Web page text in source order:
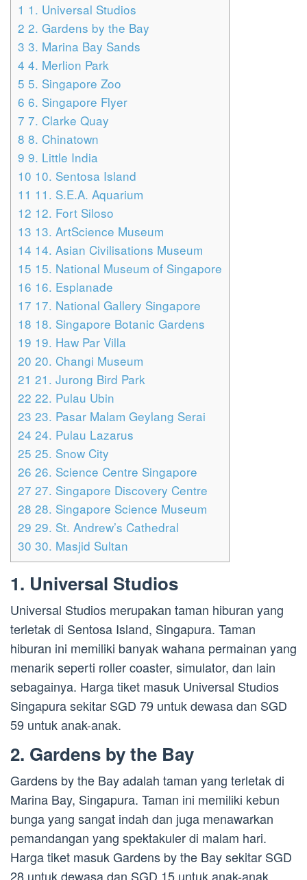
1 1. Universal Studios
2 2. Gardens by the Bay
3 3. Marina Bay Sands
4 4. Merlion Park
5 5. Singapore Zoo
6 6. Singapore Flyer
7 7. Clarke Quay
8 8. Chinatown
9 9. Little India
10 10. Sentosa Island
11 11. S.E.A. Aquarium
12 12. Fort Siloso
13 13. ArtScience Museum
14 14. Asian Civilisations Museum
15 15. National Museum of Singapore
16 16. Esplanade
17 17. National Gallery Singapore
18 18. Singapore Botanic Gardens
19 19. Haw Par Villa
20 20. Changi Museum
21 21. Jurong Bird Park
22 22. Pulau Ubin
23 23. Pasar Malam Geylang Serai
24 24. Pulau Lazarus
25 25. Snow City
26 26. Science Centre Singapore
27 27. Singapore Discovery Centre
28 28. Singapore Science Museum
29 29. St. Andrew’s Cathedral
30 30. Masjid Sultan
1. Universal Studios
Universal Studios merupakan taman hiburan yang
terletak di Sentosa Island, Singapura. Taman
hiburan ini memiliki banyak wahana permainan yang
menarik seperti roller coaster, simulator, dan lain
sebagainya. Harga tiket masuk Universal Studios
Singapura sekitar SGD 79 untuk dewasa dan SGD
59 untuk anak-anak.
2. Gardens by the Bay
Gardens by the Bay adalah taman yang terletak di
Marina Bay, Singapura. Taman ini memiliki kebun
bunga yang sangat indah dan juga menawarkan
pemandangan yang spektakuler di malam hari.
Harga tiket masuk Gardens by the Bay sekitar SGD
28 untuk dewasa dan SGD 15 untuk anak-anak.